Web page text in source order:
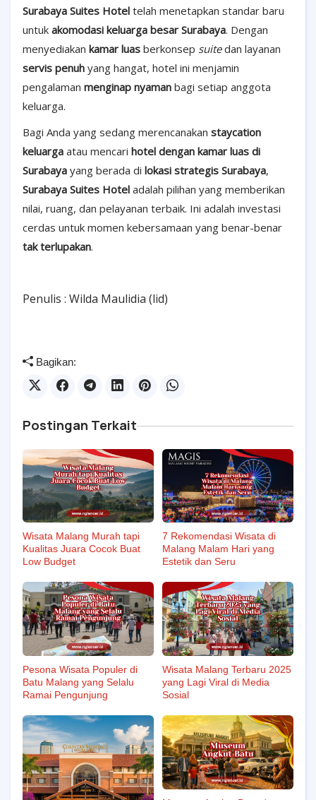
Surabaya Suites Hotel telah menetapkan standar baru
untuk akomodasi keluarga besar Surabaya. Dengan
menyediakan kamar luas berkonsep suitedan layanan
servis penuh yang hangat, hotel ini menjamin
pengalaman menginap nyaman bagi setiap anggota
keluarga.
Bagi Anda yang sedang merencanakan staycation
keluarga atau mencari hotel dengan kamar luas di
Surabaya yang berada di lokasi strategis Surabaya,
Surabaya Suites Hotel adalah pilihan yang memberikan
nilai, ruang, dan pelayanan terbaik. Ini adalah investasi
cerdas untuk momen kebersamaan yang benar-benar
tak terlupakan.
Penulis : Wilda Maulidia (lid)
Bagikan:
Postingan Terkait
Wisata Malang Murah tapi
Kualitas Juara Cocok Buat
Low Budget
7 Rekomendasi Wisata di
Malang Malam Hari yang
Estetik dan Seru
Pesona Wisata Populer di
Batu Malang yang Selalu
Ramai Pengunjung
Wisata Malang Terbaru 2025
yang Lagi Viral di Media
Sosial